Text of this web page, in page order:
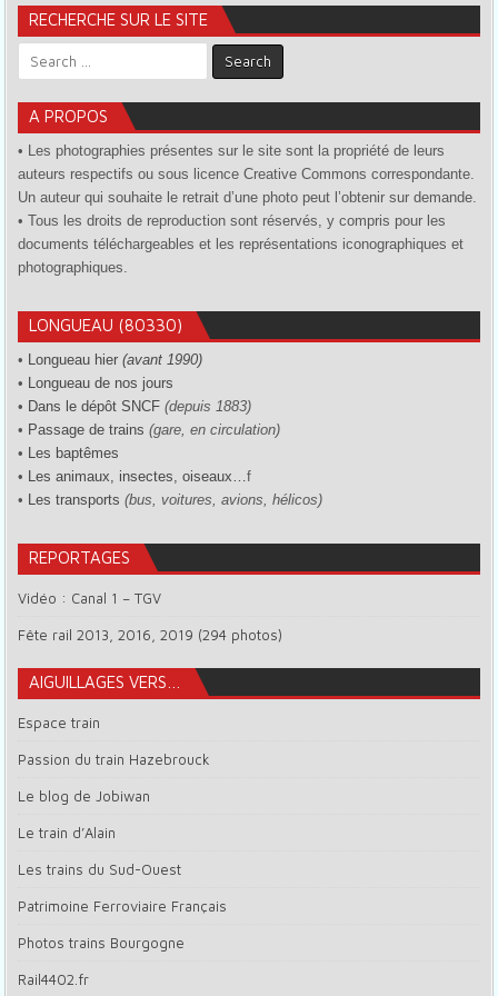
RECHERCHE SUR LE SITE
Search for:
A PROPOS
• Les photographies présentes sur le site sont la propriété de leurs
auteurs respectifs ou sous licence Creative Commons correspondante.
Un auteur qui souhaite le retrait d’une photo peut l’obtenir sur demande.
• Tous les droits de reproduction sont réservés, y compris pour les
documents téléchargeables et les représentations iconographiques et
photographiques.
LONGUEAU (80330)
• Longueau hier (avant 1990)
•
Longueau de nos jours
• Dans le dépôt SNCF (depuis 1883)
• Passage de trains (gare, en circulation)
•
Les baptêmes
•
Les animaux, insectes, oiseaux…f
•
Les transports (bus, voitures, avions, hélicos)
REPORTAGES
Vidéo : Canal 1 – TGV
Fête rail 2013, 2016, 2019 (294 photos)
AIGUILLAGES VERS…
Espace train
Passion du train Hazebrouck
Le blog de Jobiwan
Le train d’Alain
Les trains du Sud-Ouest
Patrimoine Ferroviaire Français
Photos trains Bourgogne
Rail4402.fr